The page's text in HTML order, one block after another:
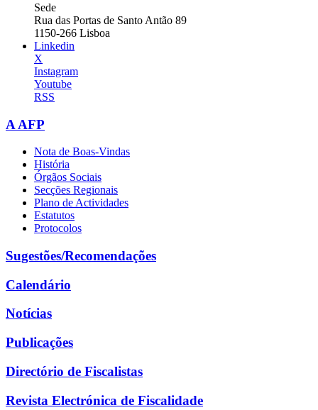
Sede
Rua das Portas de Santo Antão 89
1150-266 Lisboa
Linkedin
X
Instagram
Youtube
RSS
A AFP
Nota de Boas-Vindas
História
Órgãos Sociais
Secções Regionais
Plano de Actividades
Estatutos
Protocolos
Sugestões/Recomendações
Calendário
Notícias
Publicações
Directório de Fiscalistas
Revista Electrónica de Fiscalidade